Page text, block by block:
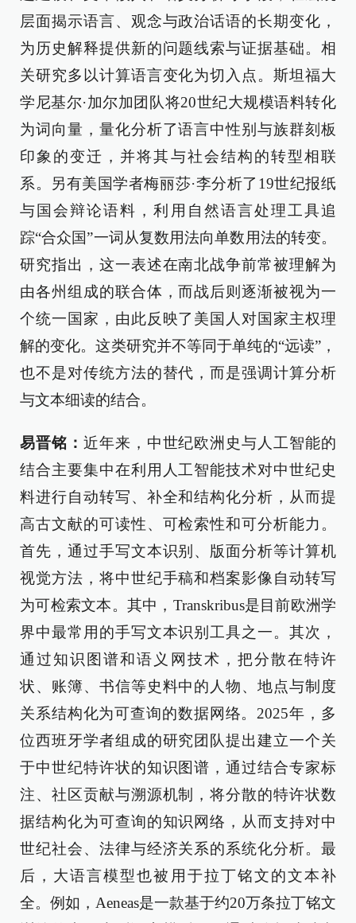
层面揭示语言、观念与政治话语的长期变化，
为历史解释提供新的问题线索与证据基础。相
关研究多以计算语言变化为切入点。斯坦福大
学尼基尔·加尔加团队将20世纪大规模语料转化
为词向量，量化分析了语言中性别与族群刻板
印象的变迁，并将其与社会结构的转型相联
系。另有美国学者梅丽莎·李分析了19世纪报纸
与国会辩论语料，利用自然语言处理工具追
踪“合众国”一词从复数用法向单数用法的转变。
研究指出，这一表述在南北战争前常被理解为
由各州组成的联合体，而战后则逐渐被视为一
个统一国家，由此反映了美国人对国家主权理
解的变化。这类研究并不等同于单纯的“远读”，
也不是对传统方法的替代，而是强调计算分析
与文本细读的结合。
易晋铭： 近年来，中世纪欧洲史与人工智能的
结合主要集中在利用人工智能技术对中世纪史
料进行自动转写、补全和结构化分析，从而提
高古文献的可读性、可检索性和可分析能力。
首先，通过手写文本识别、版面分析等计算机
视觉方法，将中世纪手稿和档案影像自动转写
为可检索文本。其中，Transkribus是目前欧洲学
界中最常用的手写文本识别工具之一。其次，
通过知识图谱和语义网技术，把分散在特许
状、账簿、书信等史料中的人物、地点与制度
关系结构化为可查询的数据网络。2025年，多
位西班牙学者组成的研究团队提出建立一个关
于中世纪特许状的知识图谱，通过结合专家标
注、社区贡献与溯源机制，将分散的特许状数
据结构化为可查询的知识网络，从而支持对中
世纪社会、法律与经济关系的系统化分析。最
后，大语言模型也被用于拉丁铭文的文本补
全。例如，Aeneas是一款基于约20万条拉丁铭文